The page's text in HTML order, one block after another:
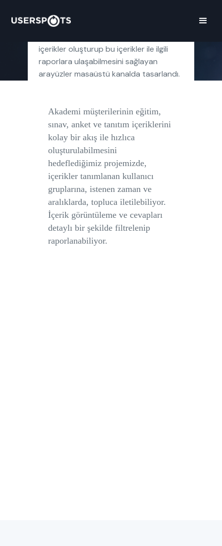
Türk Telekom müşterilerinin, çalışanları,
içerikler oluşturup bu içerikler ile ilgili
raporlara ulaşabilmesini sağlayan
arayüzler masaüstü kanalda tasarlandı.
Akademi müşterilerinin eğitim,
sınav, anket ve tanıtım içeriklerini
kolay bir akış ile hızlıca
oluşturulabilmesini
hedeflediğimiz projemizde,
içerikler tanımlanan kullanıcı
gruplarına, istenen zaman ve
aralıklarda, topluca iletilebiliyor.
İçerik görüntüleme ve cevapları
detaylı bir şekilde filtrelenip
raporlanabiliyor.